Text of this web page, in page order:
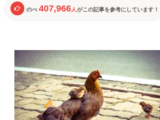
のべ 407,966人 がこの記事を参考にしています！